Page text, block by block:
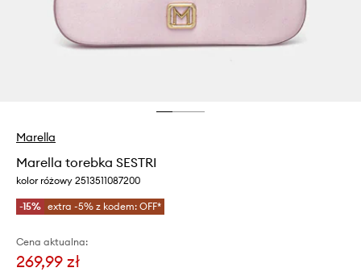
Marella
Marella torebka SESTRI
kolor różowy 2513511087200
-15% extra -5% z kodem: OFF*
Cena aktualna:
269,99 zł